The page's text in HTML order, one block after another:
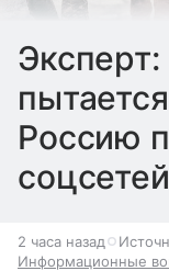
Россию
соцсетей
2 часа назад
Информационные